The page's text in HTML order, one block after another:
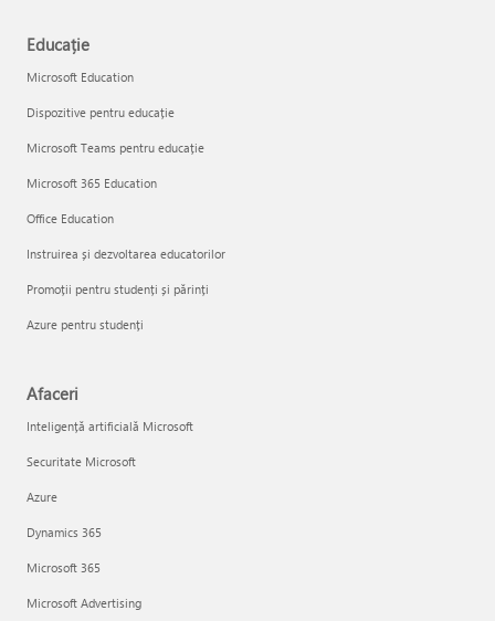
Educație
Microsoft Education
Dispozitive pentru educație
Microsoft Teams pentru educație
Microsoft 365 Education
Office Education
Instruirea și dezvoltarea educatorilor
Promoții pentru studenți și părinți
Azure pentru studenți
Afaceri
Inteligență artificială Microsoft
Securitate Microsoft
Azure
Dynamics 365
Microsoft 365
Microsoft Advertising